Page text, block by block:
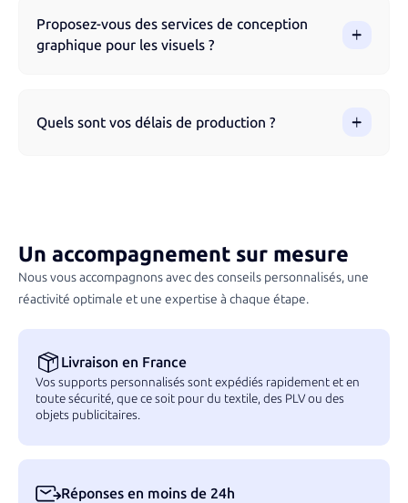
certifiés éco-responsables. Nous privilégions également
des techniques d’impression respectueuses de
Proposez-vous des services de conception
graphique pour les visuels ?
logo, ajuster vos fichiers et vous conseiller sur la meilleure
Quels sont vos délais de production ?
Un accompagnement sur mesure
Nous vous accompagnons avec des conseils personnalisés, une
réactivité optimale et une expertise à chaque étape.
Livraison en France
Vos supports personnalisés sont expédiés rapidement et en
toute sécurité, que ce soit pour du textile, des PLV ou des
objets publicitaires.
Réponses en moins de 24h